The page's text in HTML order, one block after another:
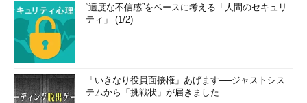
イアログボックスのユーザー環境変数で［新規］ボタンをクリッ
クし、［変数名］と［変数値］を入力します。
“適度な不信感”をベースに考える「人間のセキュリ
ティ」 (1/2)
「いきなり役員面接権」あげます──ジャストシス
テムから「挑戦状」が届きました